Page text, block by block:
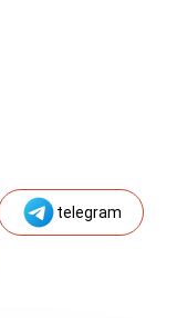
telegram